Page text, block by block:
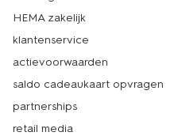
HEMA zakelijk
klantenservice
actievoorwaarden
saldo cadeaukaart opvragen
partnerships
retail media